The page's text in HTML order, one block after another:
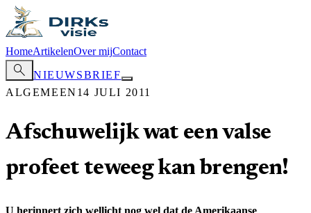
HomeArtikelenOver mijContact
search
NIEUWSBRIEF
ALGEMEEN 14 JULI 2011
Afschuwelijk wat een valse
profeet teweeg kan brengen!
U herinnert zich wellicht nog wel dat de Amerikaanse